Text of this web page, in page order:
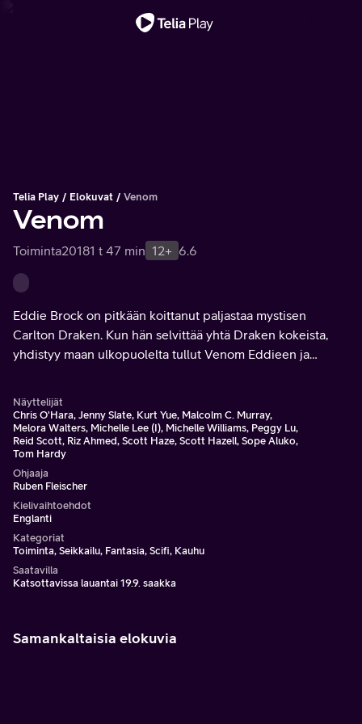
Telia Play Elokuvat Venom
Venom
Toiminta20181 t 47 min 12+ 6.6
Eddie Brock on pitkään koittanut paljastaa mystisen
Carlton Draken. Kun hän selvittää yhtä Draken kokeista,
yhdistyy maan ulkopuolelta tullut Venom Eddieen ja
Näyttelijät
Chris O'Hara, Jenny Slate, Kurt Yue, Malcolm C. Murray,
Melora Walters, Michelle Lee (I), Michelle Williams, Peggy Lu,
Reid Scott, Riz Ahmed, Scott Haze, Scott Hazell, Sope Aluko,
Tom Hardy
Ohjaaja
Ruben Fleischer
Kielivaihtoehdot
Englanti
Kategoriat
Toiminta, Seikkailu, Fantasia, Scifi, Kauhu
Saatavilla
Katsottavissa lauantai 19.9. saakka
Samankaltaisia elokuvia